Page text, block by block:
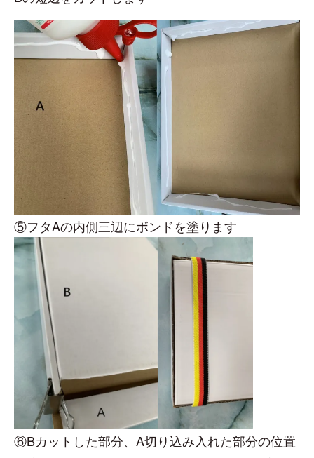
⑤フタAの内側三辺にボンドを塗ります
⑥Bカットした部分、A切り込み入れた部分の位置